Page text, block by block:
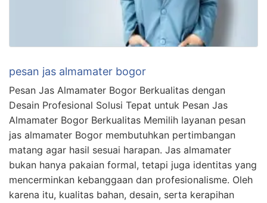
pesan jas almamater bogor
Pesan Jas Almamater Bogor Berkualitas dengan
Desain Profesional Solusi Tepat untuk Pesan Jas
Almamater Bogor Berkualitas Memilih layanan pesan
jas almamater Bogor membutuhkan pertimbangan
matang agar hasil sesuai harapan. Jas almamater
bukan hanya pakaian formal, tetapi juga identitas yang
mencerminkan kebanggaan dan profesionalisme. Oleh
karena itu, kualitas bahan, desain, serta kerapihan